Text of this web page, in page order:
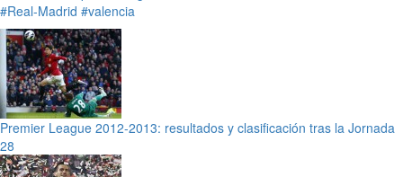
#Real-Madrid #valencia
Premier League 2012-2013: resultados y clasificación tras la Jornada
28